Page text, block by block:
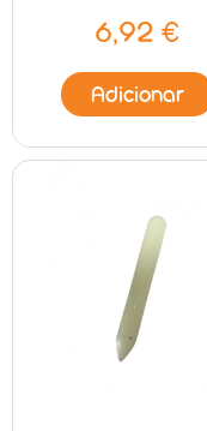
6,92 €
Adicionar